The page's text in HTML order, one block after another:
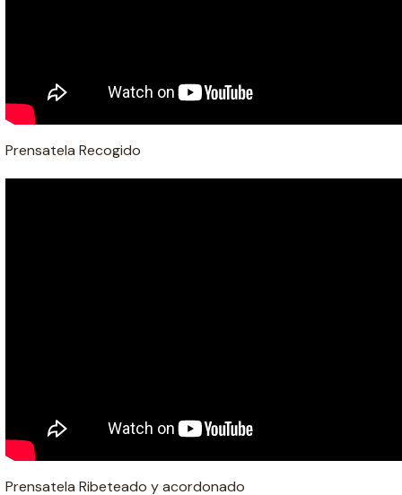
Prensatela Recogido
Prensatela Ribeteado y acordonado